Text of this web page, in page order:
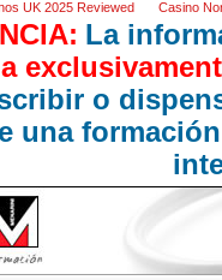
UK 2025 Reviewed Casino
La
o
una